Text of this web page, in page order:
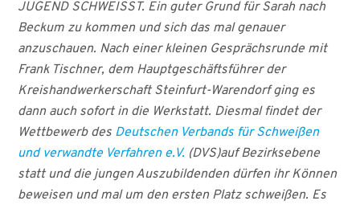
JUGEND SCHWEISST. Ein guter Grund für Sarah nach
Beckum zu kommen und sich das mal genauer
anzuschauen. Nach einer kleinen Gesprächsrunde mit
Frank Tischner, dem Hauptgeschäftsführer der
Kreishandwerkerschaft Steinfurt-Warendorf ging es
dann auch sofort in die Werkstatt. Diesmal findet der
Wettbewerb des Deutschen Verbands für Schweißen
und verwandte Verfahren e.V. (DVS)auf Bezirksebene
statt und die jungen Auszubildenden dürfen ihr Können
beweisen und mal um den ersten Platz schweißen. Es